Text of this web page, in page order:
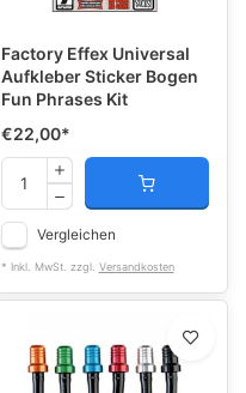
Factory Effex Universal
Aufkleber Sticker Bogen
Fun Phrases Kit
€22,00*
Vergleichen
* Inkl. MwSt. zzgl. Versandkosten